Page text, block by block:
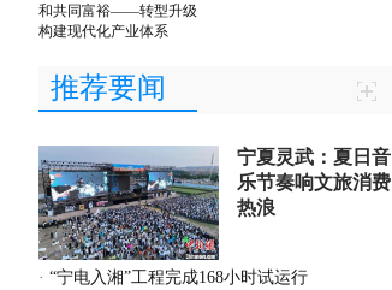
和共同富裕——转型升级
构建现代化产业体系
推荐要闻
宁夏灵武：夏日音
乐节奏响文旅消费
热浪
· “宁电入湘”工程完成168小时试运行